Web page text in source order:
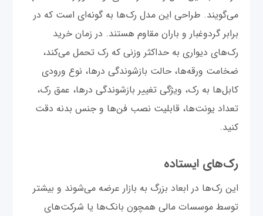
می‌گویند. طراحی این مدل رک‌ها به گونه‌ای است که در
برابر گردوغبار و باران مقاوم هستند. در زمان خرید
رک‌های دیواری به حداکثر وزنی که رک تحمل می‌کند،
ضخامت ورقه‌ها، حالت بازشوندگی درها، نوع ورودی
کابل‌ها به رک، ویژگی تغییر بازشوندگی درها، عمق رک،
تعداد یونت‌ها، قابلیت نصب فن‌ها و جنس بدنه دقت
کنید.
رک‌های ایستاده
این رک‌ها در ابعاد بزرگ به بازار عرضه می‌شوند و بیشتر
توسط موسسات مالی همچون بانک‌ها یا شرکت‌های